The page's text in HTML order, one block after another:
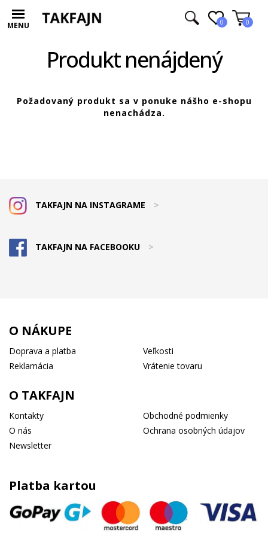
MENU 0 0
Produkt nenájdený
Požadovaný produkt sa v ponuke nášho e-shopu
nenachádza.
TAKFAJN NA INSTAGRAME >
TAKFAJN NA FACEBOOKU >
O NÁKUPE
Doprava a platba
Veľkosti
Reklamácia
Vrátenie tovaru
O TAKFAJN
Kontakty
Obchodné podmienky
O nás
Ochrana osobných údajov
Newsletter
Platba kartou